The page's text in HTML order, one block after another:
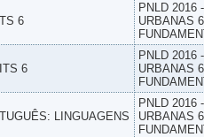
6
PNLD 2016
URBANAS
6
PNLD 2016
URBANAS
LINGUAGENS
PNLD 2016
URBANAS